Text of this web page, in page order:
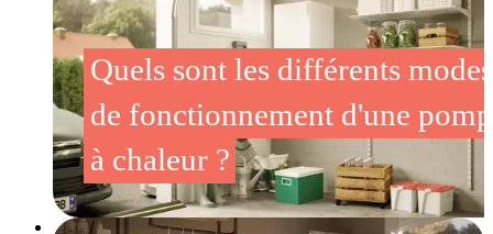
Quels sont les différents modes
de fonctionnement d'une
à chaleur ?